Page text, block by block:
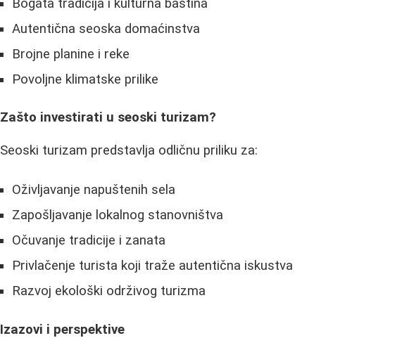
Bogata tradicija i kulturna baština
Autentična seoska domaćinstva
Brojne planine i reke
Povoljne klimatske prilike
Zašto investirati u seoski turizam?
Seoski turizam predstavlja odličnu priliku za:
Oživljavanje napuštenih sela
Zapošljavanje lokalnog stanovništva
Očuvanje tradicije i zanata
Privlačenje turista koji traže autentična iskustva
Razvoj ekološki održivog turizma
Izazovi i perspektive